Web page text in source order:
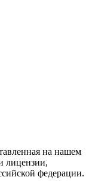
на нашем
лицензии,
федерации.